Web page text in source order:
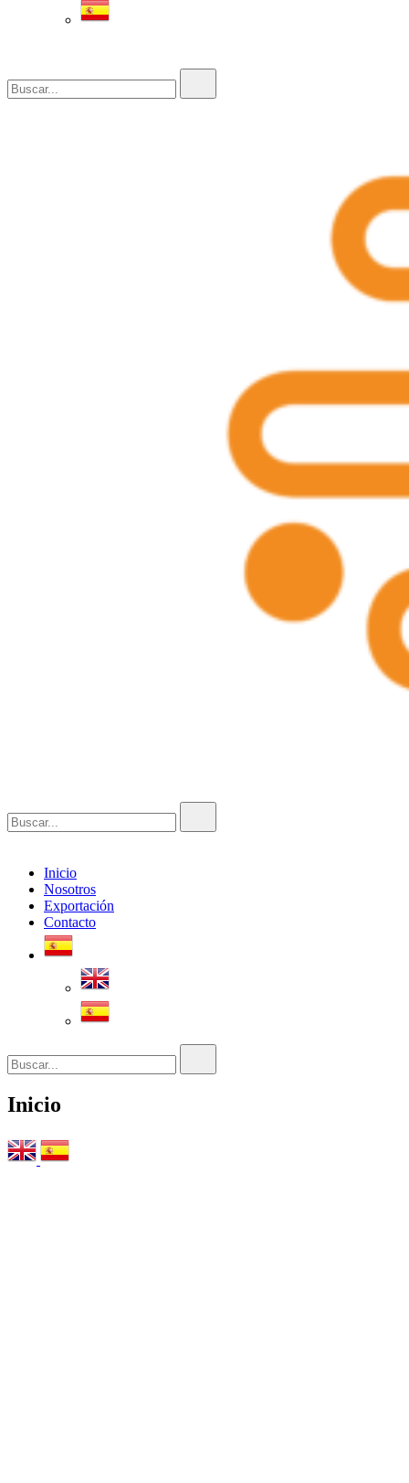
Inicio
Nosotros
Exportación
Contacto
Inicio